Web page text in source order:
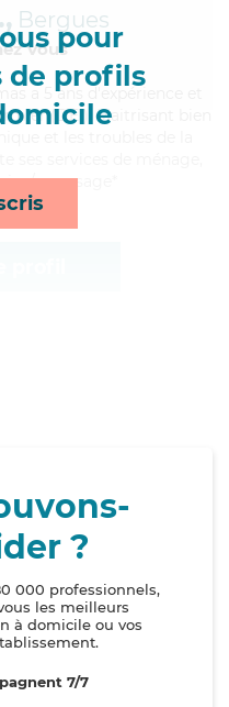
pour
de profils
Bergues
Vous
a 5 ans d'expérience et
(DEI). Maitrisant bien
repassage*
?
000 professionnels,
les meilleurs
à domicile ou vos
7/7